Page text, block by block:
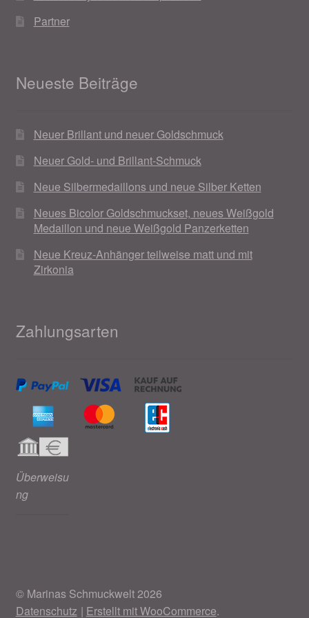
Weihnachtsangebote 2019
Weihnachtsangebote 2021
Widerrufsrecht
Woocommerce Predictive Search
Partner
Neueste Beiträge
Neuer Brillant und neuer Goldschmuck
Neuer Gold- und Brillant-Schmuck
Neue Silbermedaillons und neue Silber Ketten
Neues Bicolor Goldschmuckset, neues Weißgold
Medaillon und neue Weißgold Panzerketten
Neue Kreuz-Anhänger teilweise matt und mit
Zirkonia
Zahlungsarten
Überweisu
ng
© Marinas Schmuckwelt 2026
Datenschutz
Erstellt mit WooCommerce.